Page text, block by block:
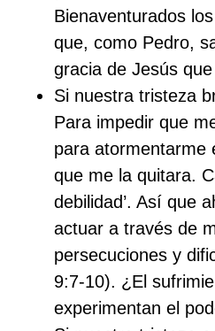
Bienaventurados
que, como Pedro,
gracia de Jesús
Si nuestra tristeza
Para impedir que
para atormentarme
que me la quitara.
debilidad’. Así que
actuar a través de
persecuciones y
9:7-10). ¿El
experimentan el